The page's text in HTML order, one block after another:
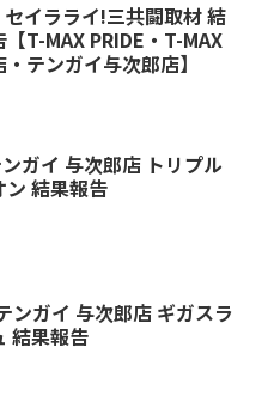
イラライ!三共闘取材 結
【T-MAX PRIDE・T-MAX
テンガイ与次郎店】
ガイ 与次郎店 トリプル
ン 結果報告
ンガイ 与次郎店 ギガスラ
結果報告